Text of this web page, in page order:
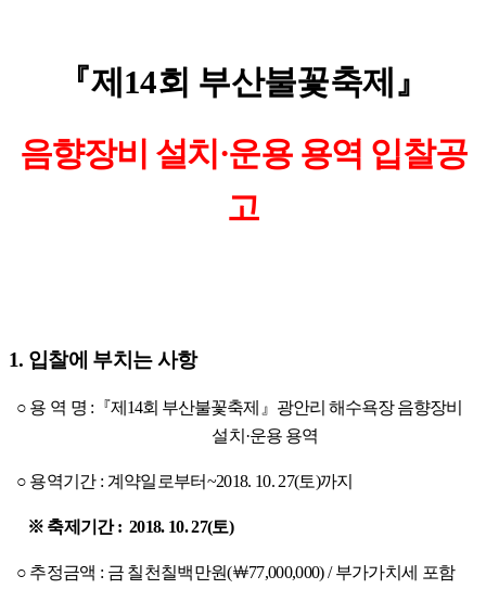
『제 14회 부산불꽃축제 』
음향장비 설치 ·운용 용역 입찰공
고
1. 입찰에 부치는 사항
○ 용 역 명 : 『제 14회 부산불꽃축제 』 광안리 해수욕장 음향장비
설치 ·운용 용역
○ 용역기간 : 계약일로부터~2018. 10. 27(토)까지
※ 축제기간: 2018. 10. 27(토)
○ 추정금액 : 금 칠천칠백만원(￦77,000,000) /부가가치세 포함